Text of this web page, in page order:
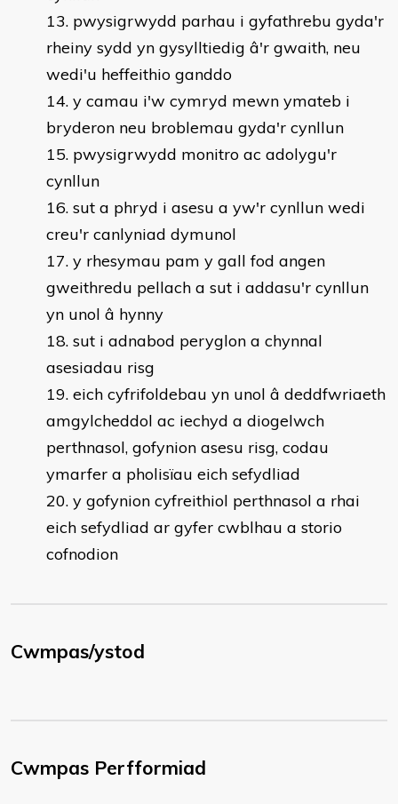
pwysigrwydd parhau i gyfathrebu gyda'r
rheiny sydd yn gysylltiedig â'r gwaith, neu
wedi'u heffeithio ganddo
y camau i'w cymryd mewn ymateb i
bryderon neu broblemau gyda'r cynllun
pwysigrwydd monitro ac adolygu'r
cynllun
sut a phryd i asesu a yw'r cynllun wedi
creu'r canlyniad dymunol
y rhesymau pam y gall fod angen
gweithredu pellach a sut i addasu'r cynllun
yn unol â hynny
sut i adnabod peryglon a chynnal
asesiadau risg
eich cyfrifoldebau yn unol â deddfwriaeth
amgylcheddol ac iechyd a diogelwch
perthnasol, gofynion asesu risg, codau
ymarfer a pholisïau eich sefydliad
y gofynion cyfreithiol perthnasol a rhai
eich sefydliad ar gyfer cwblhau a storio
cofnodion
Cwmpas/ystod
Cwmpas Perfformiad